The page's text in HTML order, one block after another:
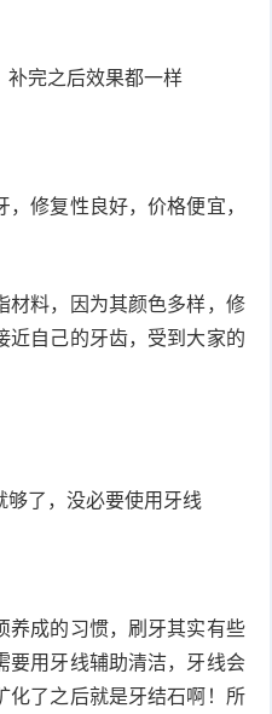
补完之后效果都一样
修复性良好，价格便宜，
材料，因为其颜色多样，修
近自己的牙齿，受到大家的
够了，没必要使用牙线
养成的习惯，刷牙其实有些
要用牙线辅助清洁，牙线会
化了之后就是牙结石啊！所